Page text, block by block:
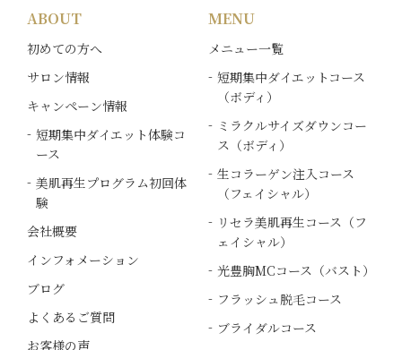
ABOUT
初めての方へ
サロン情報
キャンペーン情報
短期集中ダイエット体験コ
ース
美肌再生プログラム初回体
験
会社概要
インフォメーション
ブログ
よくあるご質問
お客様の声
MENU
メニュー一覧
短期集中ダイエットコース
（ボディ）
ミラクルサイズダウンコー
ス（ボディ）
生コラーゲン注入コース
（フェイシャル）
リセラ美肌再生コース（フ
ェイシャル）
光豊胸MCコース（バスト）
フラッシュ脱毛コース
ブライダルコース